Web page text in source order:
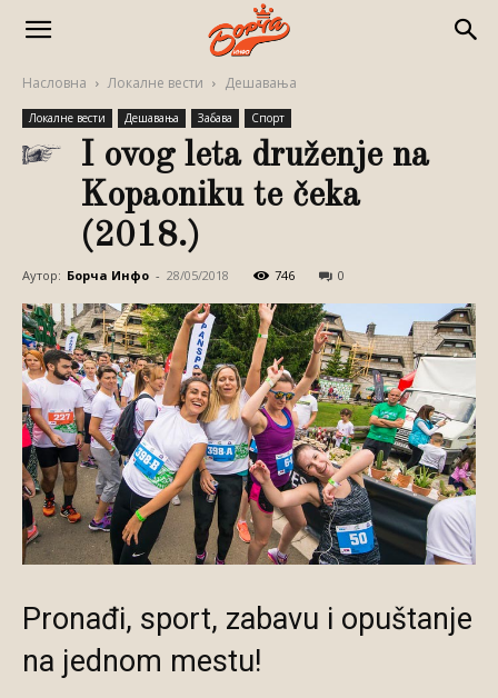
Насловна Локалне вести Дешавања
Локалне вести Дешавања Забава Спорт
I ovog leta druženje na
Kopaoniku te čeka
(2018.)
Аутор: Борча Инфо - 28/05/2018 746 0
Pronađi, sport, zabavu i opuštanje
na jednom mestu!